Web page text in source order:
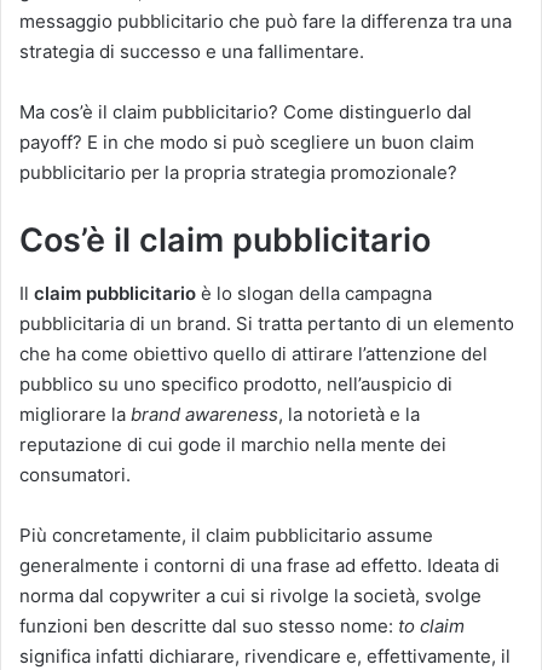
messaggio pubblicitario che può fare la differenza tra una
strategia di successo e una fallimentare.
Ma cos’è il claim pubblicitario? Come distinguerlo dal
payoff? E in che modo si può scegliere un buon claim
pubblicitario per la propria strategia promozionale?
Cos’è il claim pubblicitario
Il claim pubblicitario è lo slogan della campagna
pubblicitaria di un brand. Si tratta pertanto di un elemento
che ha come obiettivo quello di attirare l’attenzione del
pubblico su uno specifico prodotto, nell’auspicio di
migliorare la brand awareness, la notorietà e la
reputazione di cui gode il marchio nella mente dei
consumatori.
Più concretamente, il claim pubblicitario assume
generalmente i contorni di una frase ad effetto. Ideata di
norma dal copywriter a cui si rivolge la società, svolge
funzioni ben descritte dal suo stesso nome: to claim
significa infatti dichiarare, rivendicare e, effettivamente, il